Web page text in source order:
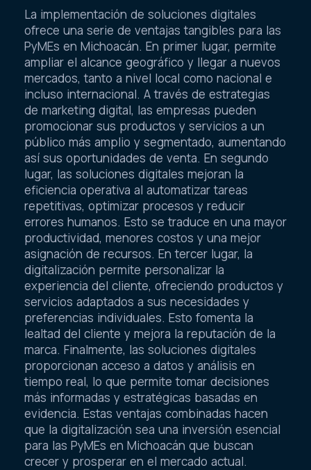
La implementación de soluciones digitales
ofrece una serie de ventajas tangibles para las
PyMEs en Michoacán. En primer lugar, permite
ampliar el alcance geográfico y llegar a nuevos
mercados, tanto a nivel local como nacional e
incluso internacional. A través de estrategias
de marketing digital, las empresas pueden
promocionar sus productos y servicios a un
público más amplio y segmentado, aumentando
así sus oportunidades de venta. En segundo
lugar, las soluciones digitales mejoran la
eficiencia operativa al automatizar tareas
repetitivas, optimizar procesos y reducir
errores humanos. Esto se traduce en una mayor
productividad, menores costos y una mejor
asignación de recursos. En tercer lugar, la
digitalización permite personalizar la
experiencia del cliente, ofreciendo productos y
servicios adaptados a sus necesidades y
preferencias individuales. Esto fomenta la
lealtad del cliente y mejora la reputación de la
marca. Finalmente, las soluciones digitales
proporcionan acceso a datos y análisis en
tiempo real, lo que permite tomar decisiones
más informadas y estratégicas basadas en
evidencia. Estas ventajas combinadas hacen
que la digitalización sea una inversión esencial
para las PyMEs en Michoacán que buscan
crecer y prosperar en el mercado actual.